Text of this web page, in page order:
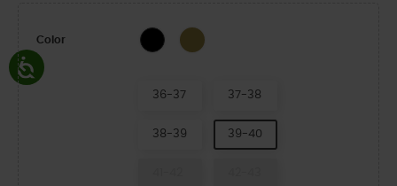
Color Black/BlackKhaki/Multi
36-37 37-38
38-39 39-40